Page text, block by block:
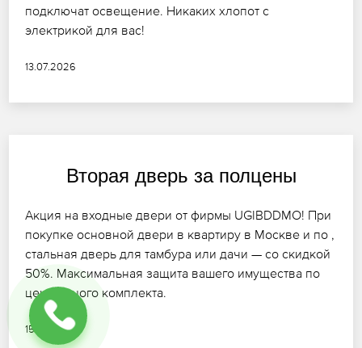
подключат освещение. Никаких хлопот с
электрикой для вас!
13.07.2026
Вторая дверь за полцены
Акция на входные двери от фирмы UGIBDDMO! При
покупке основной двери в квартиру в Москве и по ,
стальная дверь для тамбура или дачи — со скидкой
50%. Максимальная защита вашего имущества по
цене одного комплекта.
15.07.2026